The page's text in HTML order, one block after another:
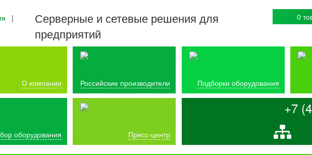
|
Серверные и сетевые решения для
предприятий
0
О компании Российские производители Подборки оборудования
оборудования Пресс-центр
+7